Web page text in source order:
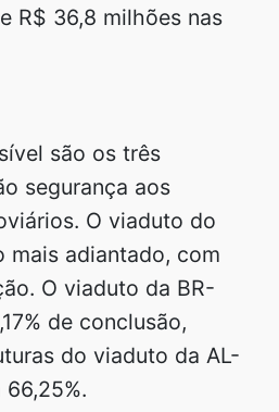
R$ 36,8 milhões nas
são os três
segurança aos
O viaduto do
mais adiantado, com
O viaduto da BR-
de conclusão,
do viaduto da AL-
66,25%.